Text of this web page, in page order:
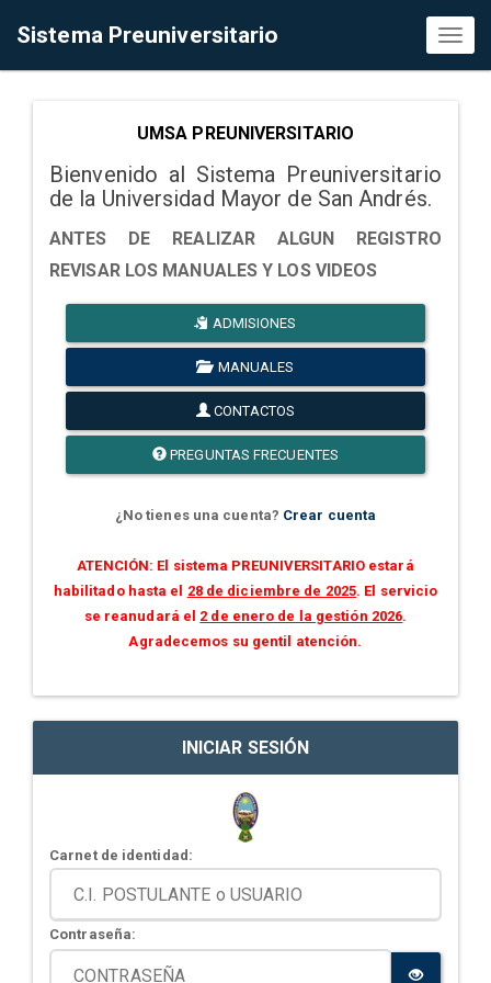
Sistema Preuniversitario
UMSA PREUNIVERSITARIO
Bienvenido al Sistema Preuniversitario
de la Universidad Mayor de San Andrés.
ANTES DE REALIZAR ALGUN REGISTRO
REVISAR LOS MANUALES Y LOS VIDEOS
ADMISIONES
MANUALES
CONTACTOS
PREGUNTAS FRECUENTES
¿No tienes una cuenta? Crear cuenta
ATENCIÓN: El sistema PREUNIVERSITARIO estará
habilitado hasta el 28 de diciembre de 2025. El servicio
se reanudará el 2 de enero de la gestión 2026.
Agradecemos su gentil atención.
INICIAR SESIÓN
Carnet de identidad:
Contraseña: